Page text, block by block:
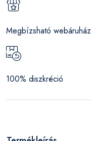
Megbízsható webáruház
100% diszkréció